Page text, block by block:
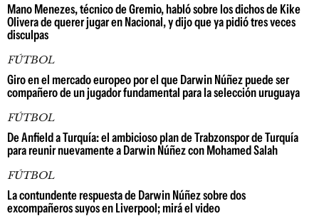
Mano Menezes, técnico de Gremio, habló sobre los dichos de Kike
Olivera de querer jugar en Nacional, y dijo que ya pidió tres veces
disculpas
FÚTBOL
Giro en el mercado europeo por el que Darwin Núñez puede ser
compañero de un jugador fundamental para la selección uruguaya
FÚTBOL
De Anfield a Turquía: el ambicioso plan de Trabzonspor de Turquía
para reunir nuevamente a Darwin Núñez con Mohamed Salah
FÚTBOL
La contundente respuesta de Darwin Núñez sobre dos
excompañeros suyos en Liverpool; mirá el video